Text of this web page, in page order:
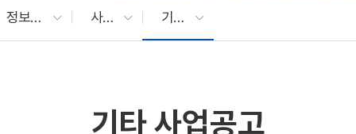
정보광장 사업공고 기타 사업공고
기타 사업공고